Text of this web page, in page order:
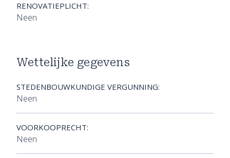
RENOVATIEPLICHT:
Neen
Wettelijke gegevens
STEDENBOUWKUNDIGE VERGUNNING:
Neen
VOORKOOPRECHT:
Neen